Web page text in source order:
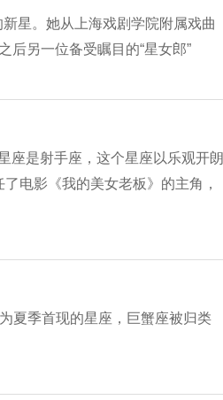
星。她从上海戏剧学院附属戏曲
后另一位备受瞩目的“星女郎”
座是射手座，这个星座以乐观开朗
电影《我的美女老板》的主角，
夏季首现的星座，巨蟹座被归类